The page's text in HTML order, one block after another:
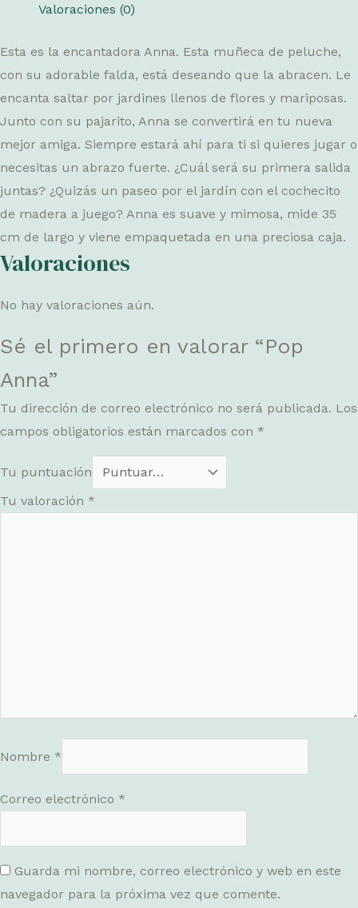
Valoraciones (0)
Esta es la encantadora Anna. Esta muñeca de peluche,
con su adorable falda, está deseando que la abracen. Le
encanta saltar por jardines llenos de flores y mariposas.
Junto con su pajarito, Anna se convertirá en tu nueva
mejor amiga. Siempre estará ahí para ti si quieres jugar o
necesitas un abrazo fuerte. ¿Cuál será su primera salida
juntas? ¿Quizás un paseo por el jardín con el cochecito
de madera a juego? Anna es suave y mimosa, mide 35
cm de largo y viene empaquetada en una preciosa caja.
Valoraciones
No hay valoraciones aún.
Sé el primero en valorar “Pop
Anna”
Tu dirección de correo electrónico no será publicada. Los
campos obligatorios están marcados con *
Tu puntuación
Tu valoración *
Nombre *
Correo electrónico *
Guarda mi nombre, correo electrónico y web en este
navegador para la próxima vez que comente.